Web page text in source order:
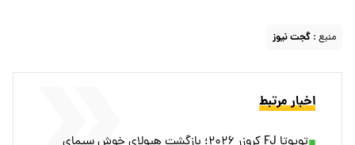
منبع : گجت نیوز
اخبار مرتبط